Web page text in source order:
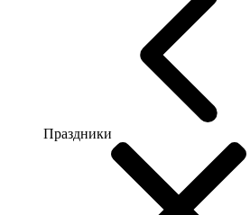
Праздники